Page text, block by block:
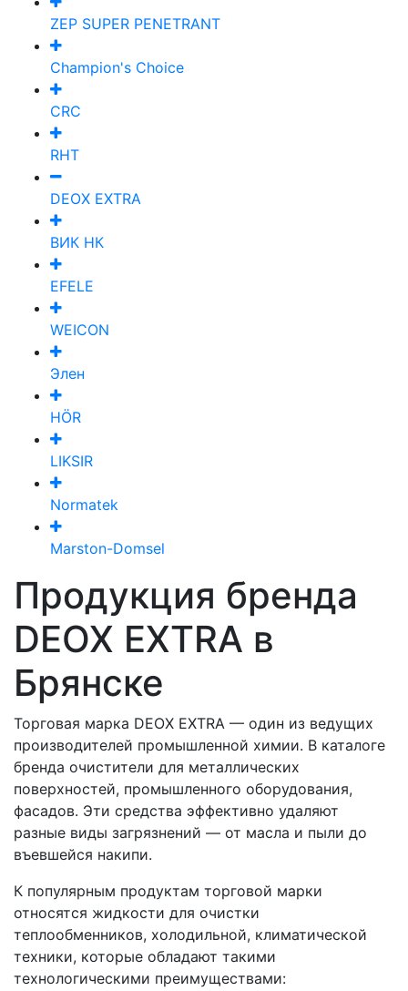
ZEP SUPER PENETRANT
Champion's Choice
CRC
RHT
DEOX EXTRA
ВИК НК
EFELE
WEICON
Элен
HÖR
LIKSIR
Normatek
Marston-Domsel
Продукция бренда
DEOX EXTRA в
Брянске
Торговая марка DEOX EXTRA — один из ведущих
производителей промышленной химии. В каталоге
бренда очистители для металлических
поверхностей, промышленного оборудования,
фасадов. Эти средства эффективно удаляют
разные виды загрязнений — от масла и пыли до
въевшейся накипи.
К популярным продуктам торговой марки
относятся жидкости для очистки
теплообменников, холодильной, климатической
техники, которые обладают такими
технологическими преимуществами: